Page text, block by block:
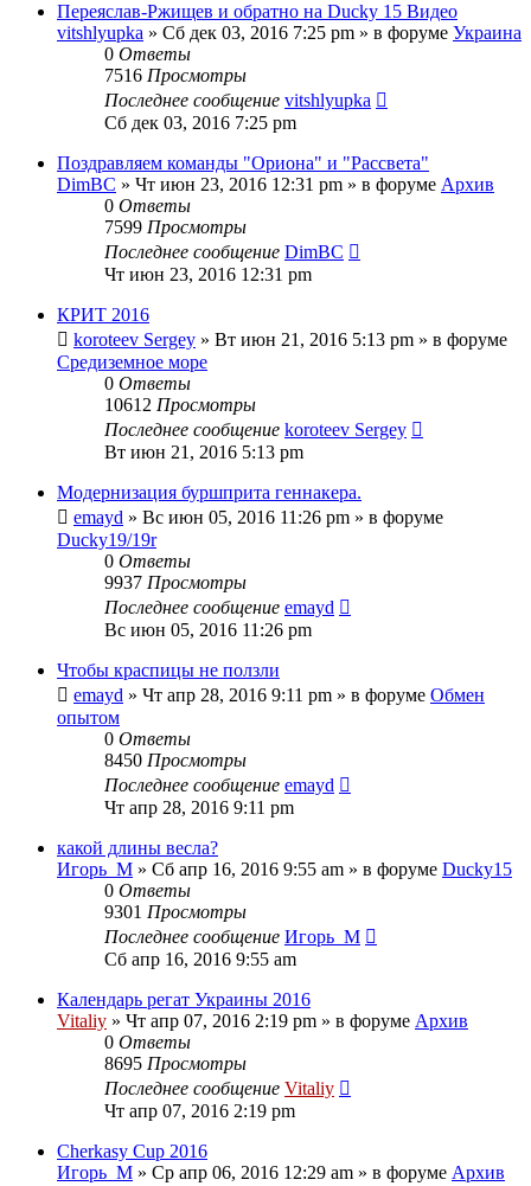
Переяслав-Ржищев и обратно на Ducky 15 Видео
vitshlyupka » Сб дек 03, 2016 7:25 pm » в форуме Украина
0 Ответы
7516 Просмотры
Последнее сообщение vitshlyupka
Сб дек 03, 2016 7:25 pm
Поздравляем команды "Ориона" и "Рассвета"
DimBC » Чт июн 23, 2016 12:31 pm » в форуме Архив
0 Ответы
7599 Просмотры
Последнее сообщение DimBC
Чт июн 23, 2016 12:31 pm
КРИТ 2016
koroteev Sergey » Вт июн 21, 2016 5:13 pm » в форуме
Средиземное море
0 Ответы
10612 Просмотры
Последнее сообщение koroteev Sergey
Вт июн 21, 2016 5:13 pm
Модернизация буршприта геннакера.
emayd » Вс июн 05, 2016 11:26 pm » в форуме
Ducky19/19r
0 Ответы
9937 Просмотры
Последнее сообщение emayd
Вс июн 05, 2016 11:26 pm
Чтобы краспицы не ползли
emayd » Чт апр 28, 2016 9:11 pm » в форуме Обмен
опытом
0 Ответы
8450 Просмотры
Последнее сообщение emayd
Чт апр 28, 2016 9:11 pm
какой длины весла?
Игорь_М » Сб апр 16, 2016 9:55 am » в форуме Ducky15
0 Ответы
9301 Просмотры
Последнее сообщение Игорь_М
Сб апр 16, 2016 9:55 am
Календарь регат Украины 2016
Vitaliy » Чт апр 07, 2016 2:19 pm » в форуме Архив
0 Ответы
8695 Просмотры
Последнее сообщение Vitaliy
Чт апр 07, 2016 2:19 pm
Cherkasy Cup 2016
Игорь_М » Ср апр 06, 2016 12:29 am » в форуме Архив